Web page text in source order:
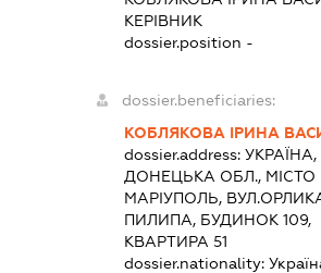
КЕРІВНИК
dossier.position -
dossier.beneficiaries:
КОБЛЯКОВА ІРИНА
dossier.address: УКРАЇНА,
ДОНЕЦЬКА ОБЛ., МІСТО
МАРІУПОЛЬ,
ПИЛИПА, БУДИНОК 109,
КВАРТИРА 51
dossier.nationality: